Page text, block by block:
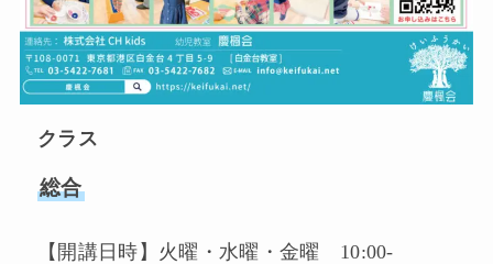
クラス
総合
【開講日時】火曜・水曜・金曜 10:00-